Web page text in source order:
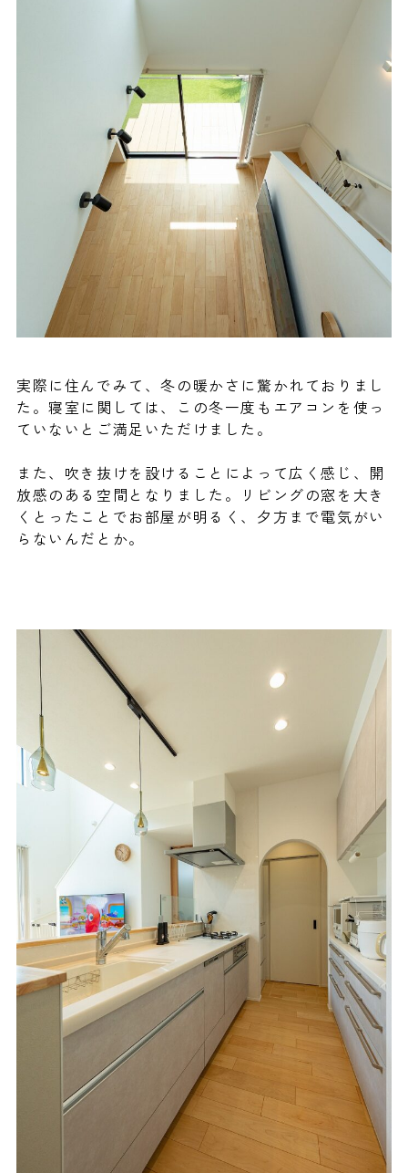
実際に住んでみて、冬の暖かさに驚かれておりまし
た。寝室に関しては、この冬一度もエアコンを使っ
ていないとご満足いただけました。
また、吹き抜けを設けることによって広く感じ、開
放感のある空間となりました。リビングの窓を大き
くとったことでお部屋が明るく、夕方まで電気がい
らないんだとか。